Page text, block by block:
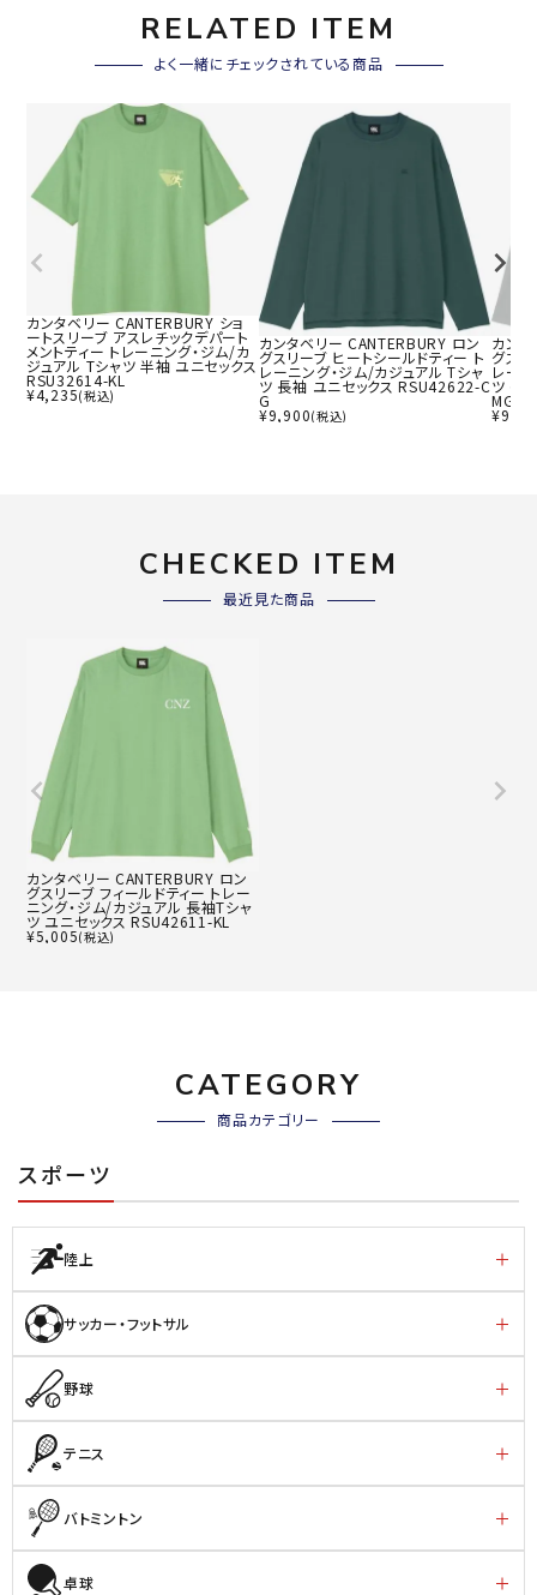
RELATED ITEM
よく一緒にチェックされている商品
カンタベリー CANTERBURY ショ
ートスリーブ アスレチックデパート
メントティー トレーニング・ジム/カ
ジュアル Tシャツ 半袖 ユニセックス
RSU32614-KL
¥4,235(税込)
カンタベリー CANTERBURY ロン
グスリーブ ヒートシールドティー ト
レーニング・ジム/カジュアル Tシャ
ツ 長袖 ユニセックス RSU42622-C
G
¥9,900(税込)
カン
グス
レー
ツ 長
MG
¥
CHECKED ITEM
最近見た商品
カンタベリー CANTERBURY ロン
グスリーブ フィールドティー トレー
ニング・ジム/カジュアル 長袖Tシャ
ツ ユニセックス RSU42611-KL
¥5,005(税込)
CATEGORY
商品カテゴリー
スポーツ
陸上
サッカー・フットサル
野球
テニス
バトミントン
卓球